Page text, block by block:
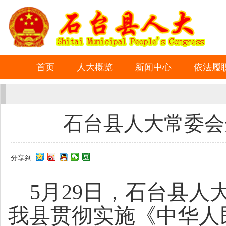
首页 人大概览 新闻中心 依法履
石台县人大常委
分享到:
5月 29 日，石台县人
我县贯彻实施《中华